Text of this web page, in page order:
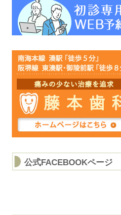
公式FACEBOOKページ